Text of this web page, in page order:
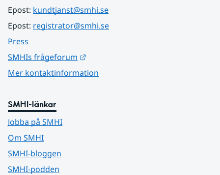
Epost: kundtjanst@smhi.se
Epost: registrator@smhi.se
Press
SMHIs frågeforum
Mer kontaktinformation
SMHI-länkar
Jobba på SMHI
Om SMHI
SMHI-bloggen
SMHI-podden